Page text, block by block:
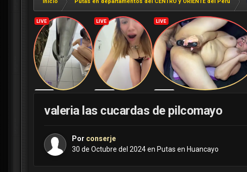
valeria las cucardas de pilcomayo
Por conserje
30 de Octubre del 2024en Putas en Huancayo